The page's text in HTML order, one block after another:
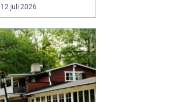
bygger förtroende och
att arbeta strukturerat
med innehåll,
annonsering och
uppföljning kan företag
s...
12 juli 2026